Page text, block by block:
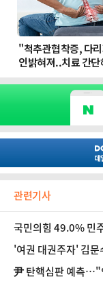
관련기사
국민의힘 49.0% 민
론조사]
'여권 대권주자' 김
일리안 여론조사]
尹 탄핵심판 예측